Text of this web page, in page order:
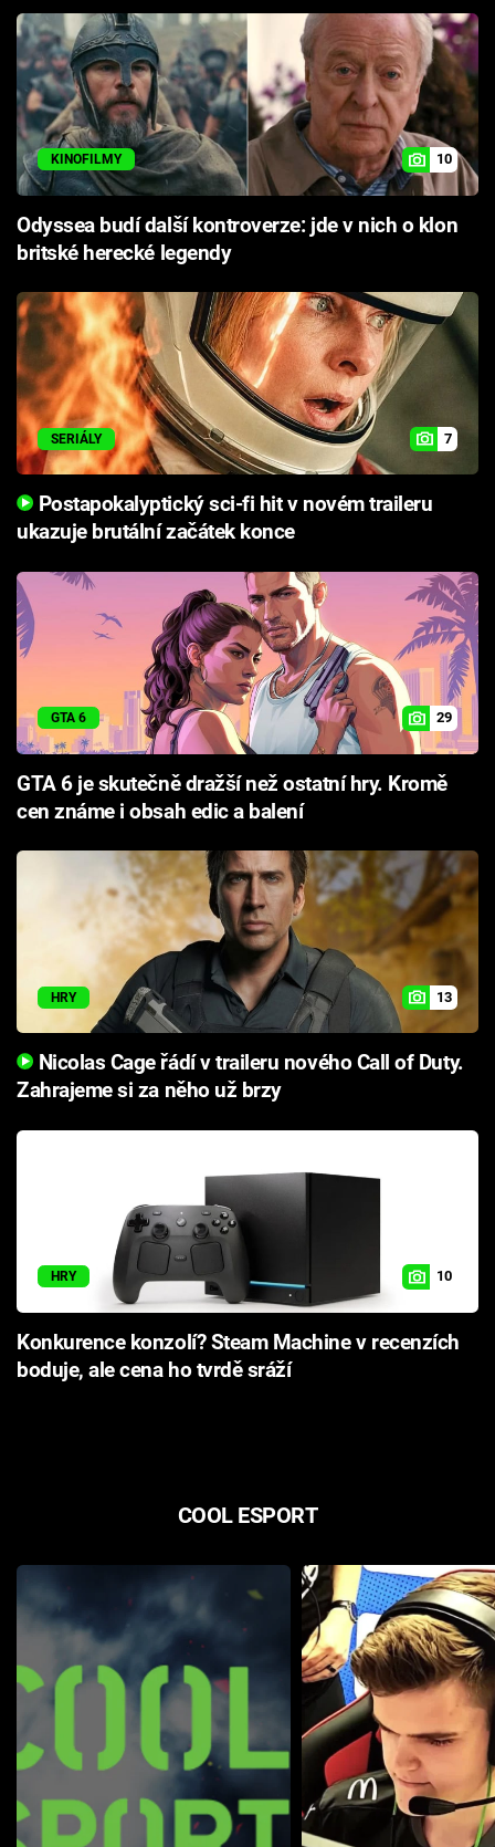
KINOFILMY 10
Odyssea budí další kontroverze: jde v nich o klon
britské herecké legendy
SERIÁLY 7
Postapokalyptický sci-fi hit v novém traileru
ukazuje brutální začátek konce
GTA 6 29
GTA 6 je skutečně dražší než ostatní hry. Kromě
cen známe i obsah edic a balení
HRY 13
Nicolas Cage řádí v traileru nového Call of Duty.
Zahrajeme si za něho už brzy
HRY 10
Konkurence konzolí? Steam Machine v recenzích
boduje, ale cena ho tvrdě sráží
COOL ESPORT